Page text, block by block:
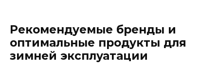
Рекомендуемые бренды и
оптимальные продукты для
зимней эксплуатации